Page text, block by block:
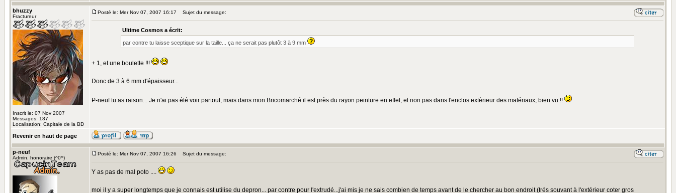
bhuzzy
Fractureur
Inscrit le: 07 Nov 2007
Messages: 187
Localisation: Capitale de la BD
Posté le: Mer Nov 07, 2007 16:17 Sujet du message:
Ultime Cosmos a écrit:
par contre tu laisse sceptique sur la taille... ça ne serait pas plutôt 3 à 9 mm
+ 1, et une boulette !!!
Donc de 3 à 6 mm d'épaisseur...
P-neuf tu as raison... Je n'ai pas été voir partout, mais dans mon Bricomarché il est près du rayon peinture en effet, et non pas dans l'enclos extèrieur des matériaux, bien vu !!
Revenir en haut de page
p-neuf
Admin. honoraire (^0^)
Posté le: Mer Nov 07, 2007 16:26 Sujet du message:
Y as pas de mal poto ....
moi il y a super longtemps que je connais est utilise du depron... par contre pour l'extrudé...j'ai mis je ne sais combien de temps avant de le chercher au bon endroit (trés souvant à l'extérieur coter gros